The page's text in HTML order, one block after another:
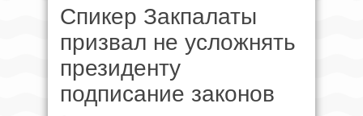
Спикер Закпалаты
призвал не усложнять
президенту
подписание законов